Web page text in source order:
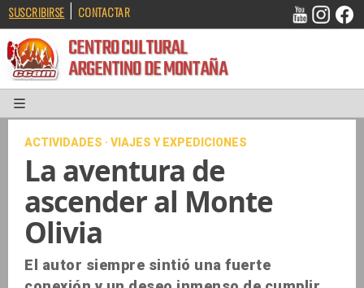
SUSCRIBIRSE | CONTACTAR
CENTRO CULTURAL
ARGENTINO DE MONTAÑA
ACTIVIDADES · VIAJES Y EXPEDICIONES
La aventura de
ascender al Monte
Olivia
El autor siempre sintió una fuerte